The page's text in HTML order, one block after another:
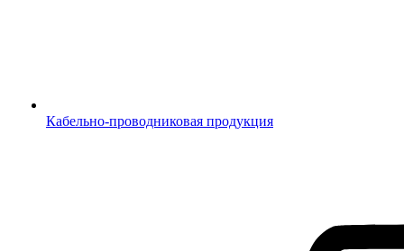
Кабельно-проводниковая продукция